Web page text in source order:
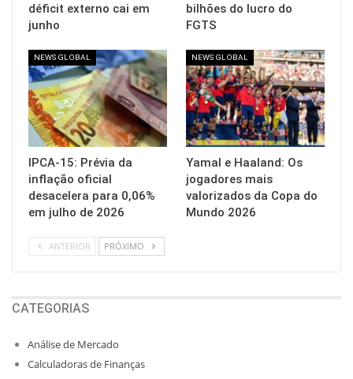
déficit externo cai em
junho
bilhões do lucro do
FGTS
NEWS GLOBAL
IPCA-15: Prévia da
inflação oficial
desacelera para 0,06%
em julho de 2026
NEWS GLOBAL
Yamal e Haaland: Os
jogadores mais
valorizados da Copa do
Mundo 2026
ANTERIOR PRÓXIMO
CATEGORIAS
Análise de Mercado
Calculadoras de Finanças